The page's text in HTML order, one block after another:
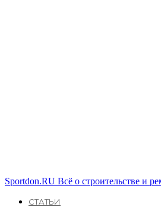
Sportdon.RU Всё о строительстве и
СТАТЬИ